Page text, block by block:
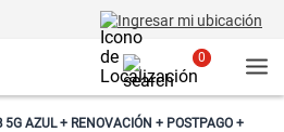
Ingresar mi ubicación
0
5G AZUL + RENOVACIÓN + POSTPAGO +